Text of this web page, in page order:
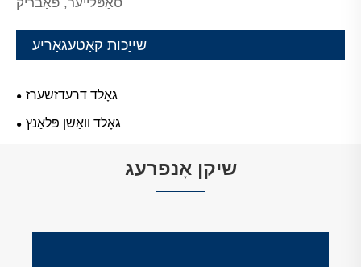
סאַפּלייער, פאַבריק
שייַכות קאַטעגאָריע
גאָלד דרעדזשערז
גאָלד וואַשן פּלאַנץ
שיקן אָנפרעג